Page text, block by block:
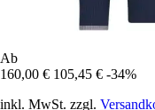
Ab
160,00 € 105,45 € -34%
inkl. MwSt. zzgl.